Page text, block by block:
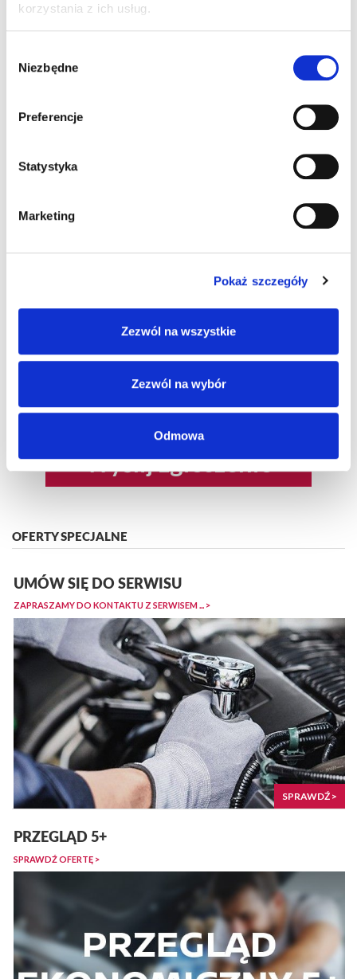
korzystania z ich usług.
zgody
Niezbędne
Preferencje
Statystyka
Marketing
Pokaż szczegóły
Zezwól na wszystkie
Zezwól na wybór
Odmowa
i dopasujemy ofertę do
klauzulą informacyjną
Wyślij zgłoszenie
OFERTY SPECJALNE
UMÓW SIĘ DO SERWISU
ZAPRASZAMY DO KONTAKTU Z SERWISEM ... >
SPRAWDŹ >
PRZEGLĄD 5+
SPRAWDŹ OFERTĘ >